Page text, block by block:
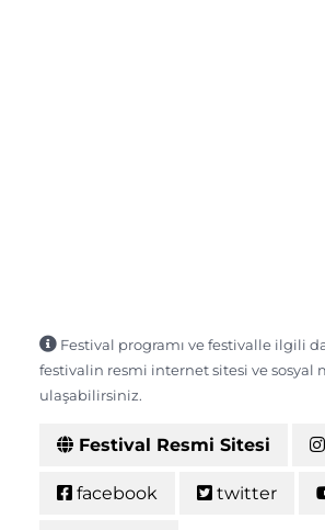
Festival programı ve festivalle ilgili
festivalin resmi internet sitesi ve sosyal
ulaşabilirsiniz.
Festival Resmi Sitesi
facebook twitter